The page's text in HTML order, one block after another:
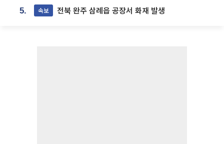
5. 속보 전북 완주 삼례읍 공장서 화재 발생